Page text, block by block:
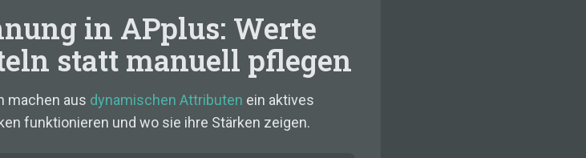
in APplus: Werte
statt manuell pflegen
machen aus dynamischen Attributen ein aktives
funktionieren und wo sie ihre Stärken zeigen.